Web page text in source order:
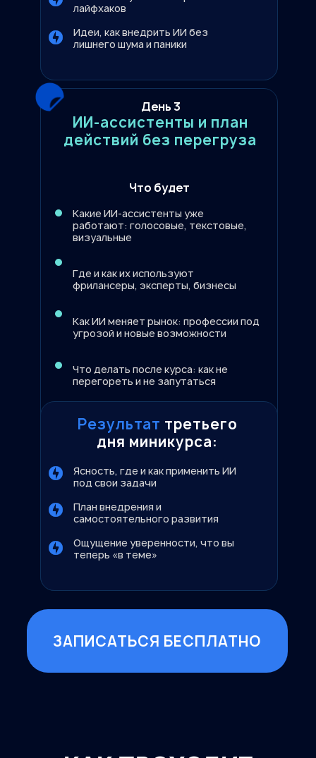
Ясность, где и как применить ИИ
под свои задачи
План внедрения и
самостоятельного развития
Ощущение уверенности, что вы
теперь «в теме»
Какие ИИ-ассистенты уже
работают: голосовые, текстовые,
визуальные
Где и как их используют
фрилансеры, эксперты, бизнесы
Как ИИ меняет рынок: профессии под
угрозой и новые возможности
Что делать после курса: как не
перегореть и не запутаться
Результат третьего
дня миникурса:
ИИ-ассистенты и план
действий без перегруза
Что будет
День 3
лайфхаков
Идеи, как внедрить ИИ без
лишнего шума и паники
ЗАПИСАТЬСЯ БЕСПЛАТНО